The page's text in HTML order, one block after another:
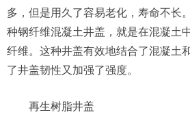
多，但是用久了容易老化，寿命不长
种钢纤维混凝土井盖，就是在混凝土
纤维。这种井盖有效地结合了混凝土
了井盖韧性又加强了强度。
再生树脂井盖